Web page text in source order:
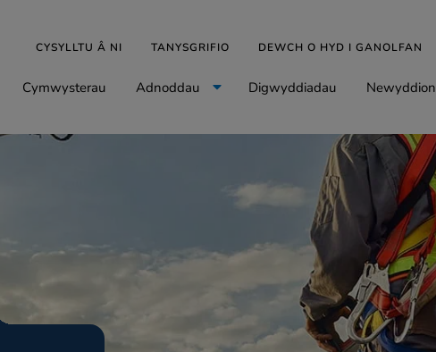
CYSYLLTU Â NI TANYSGRIFIO DEWCH O HYD I GANOLFAN
Cymwysterau Adnoddau Digwyddiadau Newyddion